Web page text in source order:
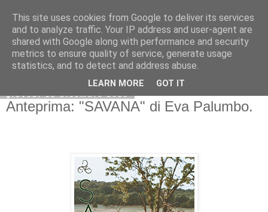
giovedì 15 dicembre 2016
Anteprima: "SAVANA" di Eva Palumbo.
This site uses cookies from Google to deliver its services
and to analyze traffic. Your IP address and user-agent are
shared with Google along with performance and security
metrics to ensure quality of service, generate usage
statistics, and to detect and address abuse.
LEARN MORE GOT IT